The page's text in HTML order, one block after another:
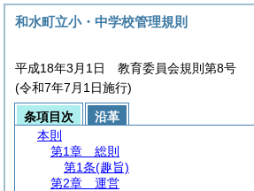
和水町立小・中学校管理規則
平成18年3月1日 教育委員会規則第8号
(令和7年7月1日施行)
条項目次
沿革
本則
第1章
総則
第1条(趣旨)
第2章
運営